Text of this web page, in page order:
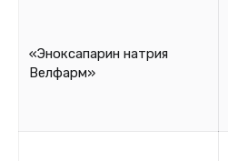
«Эноксапарин натрия
Велфарм»